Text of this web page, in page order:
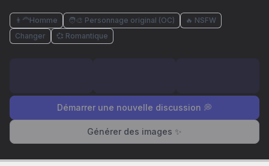
👨‍🦰Homme 🧑‍🎨 Personnage original (OC)
🔥 NSFW
Changer
💞 Romantique
Démarrer une nouvelle discussion 💭
Générer des images ✨